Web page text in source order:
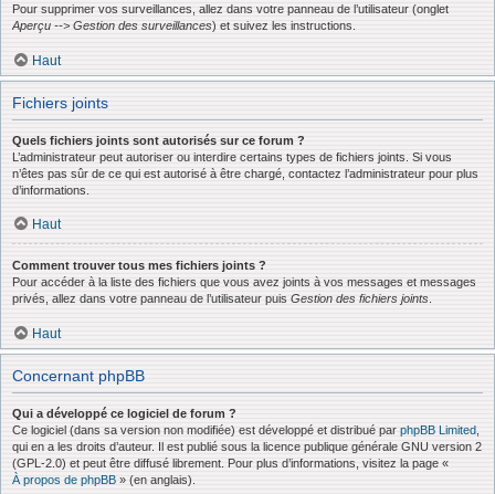
Pour supprimer vos surveillances, allez dans votre panneau de l’utilisateur (onglet
Aperçu --> Gestion des surveillances) et suivez les instructions.
Haut
Fichiers joints
Quels fichiers joints sont autorisés sur ce forum ?
L’administrateur peut autoriser ou interdire certains types de fichiers joints. Si vous
n’êtes pas sûr de ce qui est autorisé à être chargé, contactez l’administrateur pour plus
d’informations.
Haut
Comment trouver tous mes fichiers joints ?
Pour accéder à la liste des fichiers que vous avez joints à vos messages et messages
privés, allez dans votre panneau de l’utilisateur puis Gestion des fichiers joints
Haut
Concernant phpBB
Qui a développé ce logiciel de forum ?
Ce logiciel (dans sa version non modifiée) est développé et distribué par phpBB Limited
qui en a les droits d’auteur. Il est publié sous la licence publique générale GNU version 2
(GPL-2.0) et peut être diffusé librement. Pour plus d’informations, visitez la page «
À propos de phpBB » (en anglais).